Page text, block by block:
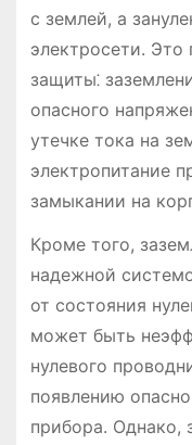
с землей, а
электросети.
защиты⁚
опасного
утечке тока на
электропитание
замыкании на
Кроме того,
надежной
от состояния
может быть
нулевого
появлению
прибора. Однако,